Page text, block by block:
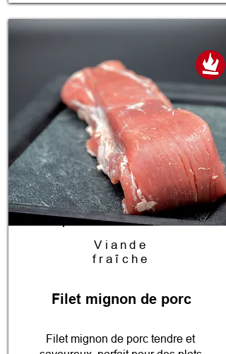
Viande
fraîche
Filet mignon de porc
Filet mignon de porc tendre et